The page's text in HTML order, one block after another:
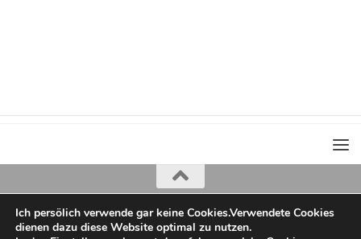
Iris Greiner
copyright 2022
Ich persölich verwende gar keine Cookies.Verwendete Cookies
dienen dazu diese Website optimal zu nutzen.